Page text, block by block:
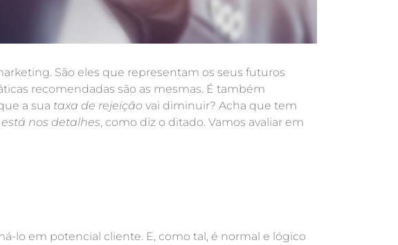
São eles que representam os seus futuros
recomendadas são as mesmas. É também
a sua taxa de rejeição vai diminuir? Acha que tem
nos detalhes, como diz o ditado. Vamos avaliar em
lo em potencial cliente. E, como tal, é normal e lógico